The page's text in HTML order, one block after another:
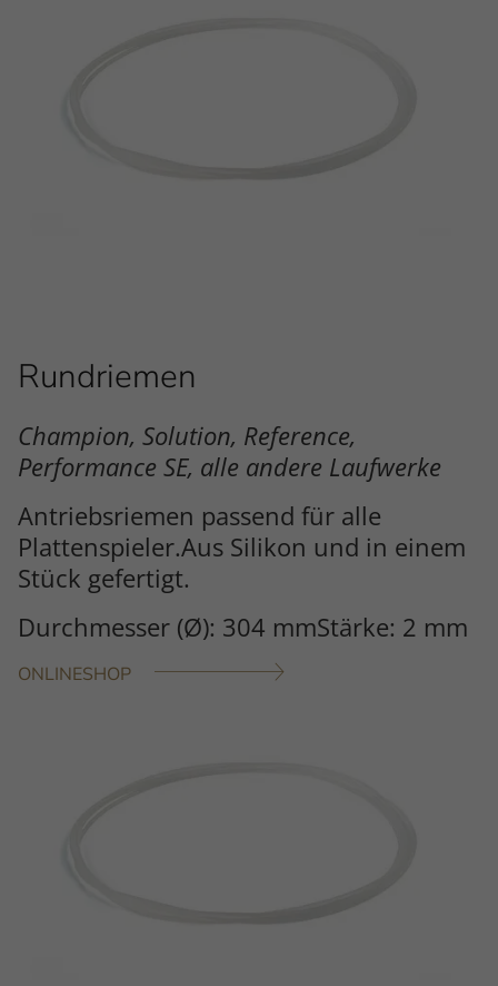
Rundriemen
Champion, Solution, Reference,
Performance SE, alle andere Laufwerke
Antriebsriemen passend für alle
Plattenspieler.Aus Silikon und in einem
Stück gefertigt.
Durchmesser (Ø): 304 mmStärke: 2 mm
ONLINESHOP